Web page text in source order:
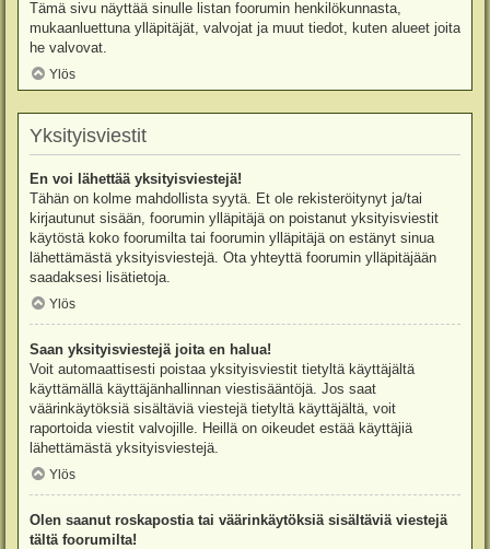
Tämä sivu näyttää sinulle listan foorumin henkilökunnasta,
mukaanluettuna ylläpitäjät, valvojat ja muut tiedot, kuten alueet joita
he valvovat.
Ylös
Yksityisviestit
En voi lähettää yksityisviestejä!
Tähän on kolme mahdollista syytä. Et ole rekisteröitynyt ja/tai
kirjautunut sisään, foorumin ylläpitäjä on poistanut yksityisviestit
käytöstä koko foorumilta tai foorumin ylläpitäjä on estänyt sinua
lähettämästä yksityisviestejä. Ota yhteyttä foorumin ylläpitäjään
saadaksesi lisätietoja.
Ylös
Saan yksityisviestejä joita en halua!
Voit automaattisesti poistaa yksityisviestit tietyltä käyttäjältä
käyttämällä käyttäjänhallinnan viestisääntöjä. Jos saat
väärinkäytöksiä sisältäviä viestejä tietyltä käyttäjältä, voit
raportoida viestit valvojille. Heillä on oikeudet estää käyttäjiä
lähettämästä yksityisviestejä.
Ylös
Olen saanut roskapostia tai väärinkäytöksiä sisältäviä viestejä
tältä foorumilta!